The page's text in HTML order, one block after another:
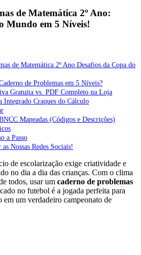
de Matemática 2º Ano:
Mundo em 5 Níveis!
de Matemática 2º Ano Desafios da Copa do
de Problemas em 5 Níveis?
Gratuita vs. PDF Completo na Loja
Integrado Craques do Cálculo
Mapeadas (Códigos e Descrições)
a Passo
Nossas Redes Sociais!
de escolarização exige criatividade e
no dia a dia das crianças. Com o clima
todos, usar um caderno de problemas
no futebol é a jogada perfeita para
em um verdadeiro campeonato de